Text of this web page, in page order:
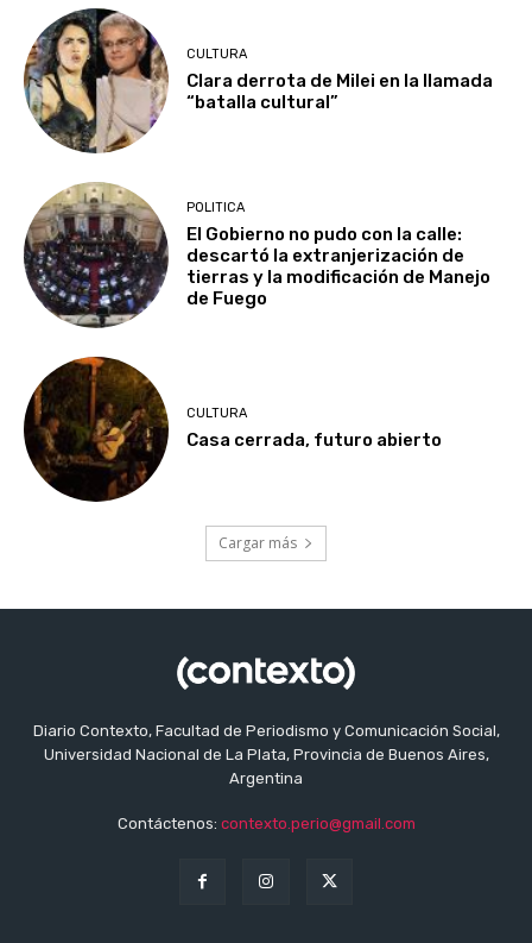
CULTURA
Clara derrota de Milei en la llamada
“batalla cultural”
POLITICA
El Gobierno no pudo con la calle:
descartó la extranjerización de
tierras y la modificación de Manejo
de Fuego
CULTURA
Casa cerrada, futuro abierto
Cargar más
Diario Contexto, Facultad de Periodismo y Comunicación Social,
Universidad Nacional de La Plata, Provincia de Buenos Aires,
Argentina
Contáctenos: contexto.perio@gmail.com